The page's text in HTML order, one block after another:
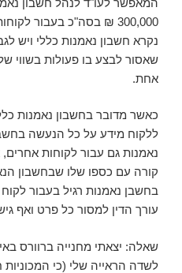
300,000 ₪ בסה"כ בעבור
נקרא חשבון נאמנות כללי ויש
אחת.
כאשר מדובר בחשבון נאמנות
ללקוח מידע על כל הנעשה
נאמנות גם עבור לקוחות
קורה עם כספו שלו שבחשבון
בחשבן נאמנות רגיל בעבור
עורך הדין למסור כל פרט ואף
שאלה: יצאתי מחנייה ברוורס
לשדה הראייה שלי (כי המכוניות